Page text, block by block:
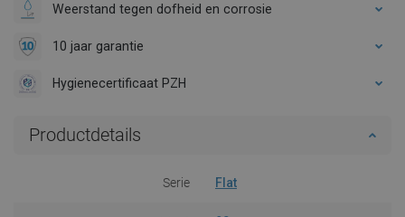
Weerstand tegen dofheid en corrosie
10 jaar garantie
Hygienecertificaat PZH
Productdetails
Serie Flat